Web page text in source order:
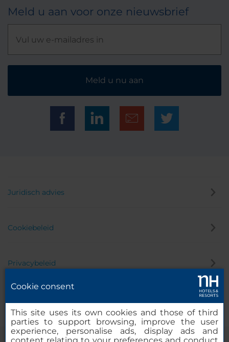
Meld u aan voor onze nieuwsbrief
Meld u nu aan
Juridisch advies
Cookiebeleid
Privacybeleid
Cookie consent
This site uses its own cookies and those of third
parties to support browsing, improve the user
experience, personalise ads, display ads and